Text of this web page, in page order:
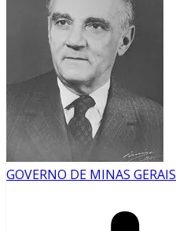
GOVERNO DE MINAS GERAIS